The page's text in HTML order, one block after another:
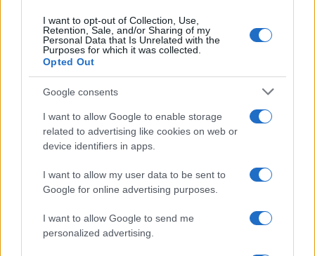
I want to opt-out of Collection, Use,
Retention, Sale, and/or Sharing of my
Personal Data that Is Unrelated with the
Purposes for which it was collected.
Opted Out
Google consents
I want to allow Google to enable storage
related to advertising like cookies on web or
device identifiers in apps.
I want to allow my user data to be sent to
Google for online advertising purposes.
I want to allow Google to send me
personalized advertising.
Alpha Bank: Για πρώτη φορά το Αρχαίο Θέατρο Επιδαύρου
άνοιξε τις πύλες του σε όλους
ΕΤΙΚΕΤΕΣ Car sharing Volkswagen WeShare
Βερολίνο
Γερμανία
Ηλεκτροκίνηση